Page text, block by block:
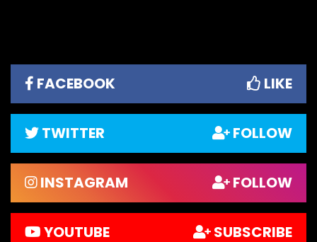
FACEBOOK LIKE
TWITTER FOLLOW
INSTAGRAM FOLLOW
YOUTUBE SUBSCRIBE